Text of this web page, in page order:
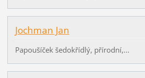
Jochman Jan
Papoušíček šedokřídlý, přírodní,...